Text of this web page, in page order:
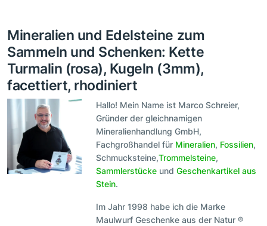
Mineralien und Edelsteine zum
Sammeln und Schenken: Kette
Turmalin (rosa), Kugeln (3mm),
facettiert, rhodiniert
Hallo! Mein Name ist Marco Schreier,
Gründer der gleichnamigen
Mineralienhandlung GmbH,
Fachgroßhandel für Mineralien, Fossilien,
Schmucksteine,Trommelsteine,
Sammlerstücke undGeschenkartikel aus
Stein.
Im Jahr 1998 habe ich die Marke
Maulwurf Geschenke aus der Natur ®